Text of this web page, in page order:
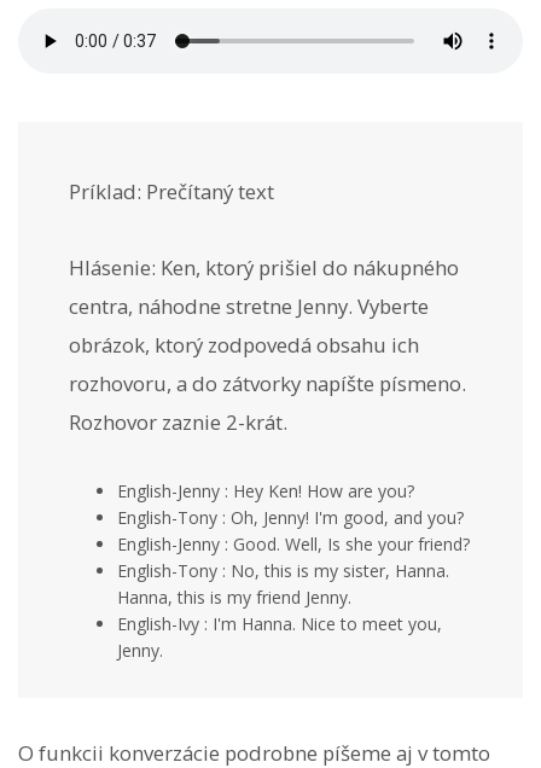
Príklad: Prečítaný text
Hlásenie: Ken, ktorý prišiel do nákupného
centra, náhodne stretne Jenny. Vyberte
obrázok, ktorý zodpovedá obsahu ich
rozhovoru, a do zátvorky napíšte písmeno.
Rozhovor zaznie 2-krát.
English-Jenny : Hey Ken! How are you?
English-Tony : Oh, Jenny! I'm good, and you?
English-Jenny : Good. Well, Is she your friend?
English-Tony : No, this is my sister, Hanna.
Hanna, this is my friend Jenny.
English-Ivy : I'm Hanna. Nice to meet you,
Jenny.
O funkcii konverzácie podrobne píšeme aj v tomto